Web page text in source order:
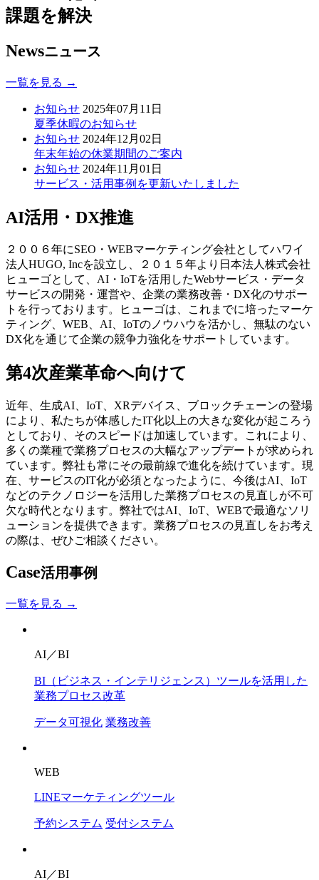
課題を解決
Newsニュース
一覧を見る →
お知らせ 2025年07月11日
夏季休暇のお知らせ
お知らせ 2024年12月02日
年末年始の休業期間のご案内
お知らせ 2024年11月01日
サービス・活用事例を更新いたしました
AI活用・DX推進
２００６年にSEO・WEBマーケティング会社としてハワイ
法人HUGO, Incを設立し、２０１５年より日本法人株式会社
ヒューゴとして、AI・IoTを活用したWebサービス・データ
サービスの開発・運営や、企業の業務改善・DX化のサポー
トを行っております。ヒューゴは、これまでに培ったマーケ
ティング、WEB、AI、IoTのノウハウを活かし、無駄のない
DX化を通じて企業の競争力強化をサポートしています。
第4次産業革命へ向けて
近年、生成AI、IoT、XRデバイス、ブロックチェーンの登場
により、私たちが体感したIT化以上の大きな変化が起ころう
としており、そのスピードは加速しています。これにより、
多くの業種で業務プロセスの大幅なアップデートが求められ
ています。弊社も常にその最前線で進化を続けています。現
在、サービスのIT化が必須となったように、今後はAI、IoT
などのテクノロジーを活用した業務プロセスの見直しが不可
欠な時代となります。弊社ではAI、IoT、WEBで最適なソリ
ューションを提供できます。業務プロセスの見直しをお考え
の際は、ぜひご相談ください。
Case活用事例
一覧を見る →
AI／BI
BI（ビジネス・インテリジェンス）ツールを活用した
業務プロセス改革
データ可視化 業務改善
WEB
LINEマーケティングツール
予約システム 受付システム
AI／BI